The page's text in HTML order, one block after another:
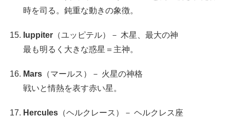
時を司る。鈍重な動きの象徴。
Iuppiter （ユッピテル）－ 木星、最大の神
最も明るく大きな惑星＝主神。
Mars （マールス）－ 火星の神格
戦いと情熱を表す赤い星。
Hercules （ヘルクレース）－ ヘルクレス座